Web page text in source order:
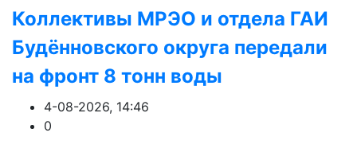
Коллективы МРЭО и отдела ГАИ
Будённовского округа передали
на фронт 8 тонн воды
4-08-2026, 14:46
0